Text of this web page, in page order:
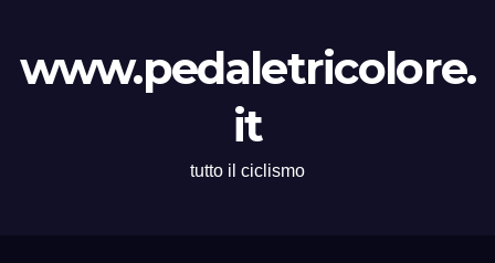
www.pedaletricolore.
it
tutto il ciclismo